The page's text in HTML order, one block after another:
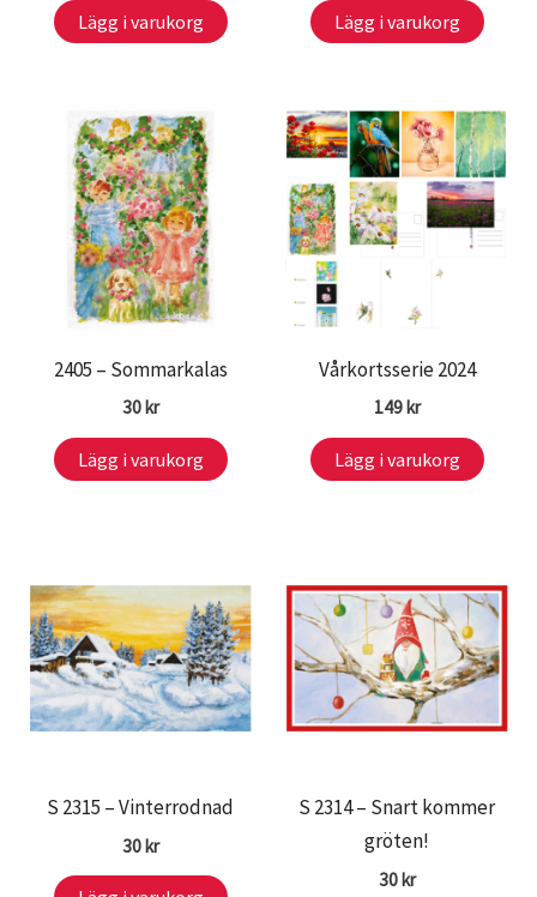
Lägg i varukorg Lägg i varukorg
2405 – Sommarkalas
30 kr
Lägg i varukorg
Vårkortsserie 2024
149 kr
Lägg i varukorg
S 2315 – Vinterrodnad
30kr
S 2314 – Snart kommer
gröten!
30kr